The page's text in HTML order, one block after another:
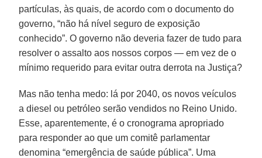
partículas, às quais, de acordo com o documento do
governo, “não há nível seguro de exposição
conhecido”. O governo não deveria fazer de tudo para
resolver o assalto aos nossos corpos — em vez de o
mínimo requerido para evitar outra derrota na Justiça?
Mas não tenha medo: lá por 2040, os novos veículos
a diesel ou petróleo serão vendidos no Reino Unido.
Esse, aparentemente, é o cronograma apropriado
para responder ao que um comitê parlamentar
denomina “emergência de saúde pública”. Uma